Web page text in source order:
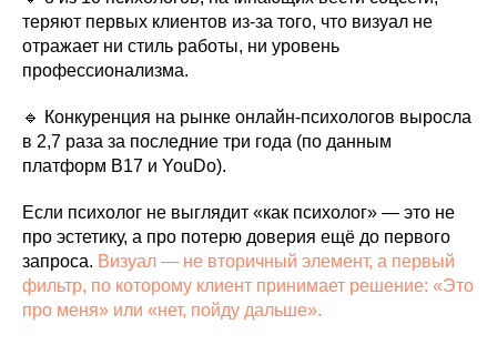
теряют первых клиентов из-за того, что визуал не
отражает ни стиль работы, ни уровень
профессионализма.
🔹 Конкуренция на рынке онлайн-психологов выросла
в 2,7 раза за последние три года (по данным
платформ B17 и YouDo).
Если психолог не выглядит «как психолог» — это не
про эстетику, а про потерю доверия ещё до первого
запроса. Визуал — не вторичный элемент, а первый
фильтр, по которому клиент принимает решение: «Это
про меня» или «нет, пойду дальше».